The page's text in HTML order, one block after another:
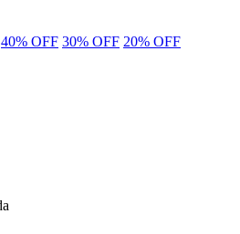
40% OFF 30% OFF 20% OFF